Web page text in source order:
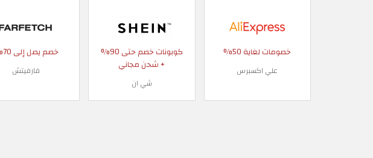
خصومات لغاية 50%
علي اكسبرس
كوبونات خصم حتى 90%
+ شحن مجاني
شي ان
خصم يصل إلى 70%
فارفيتش